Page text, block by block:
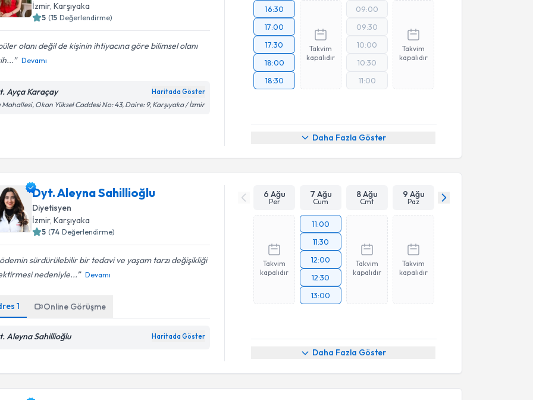
İzmir, Karşıyaka
5 (15 Değerlendirme)
olanı değil de kişinin ihtiyacına göre bilimsel olanı
Devamı
Ayça Karaçay Haritada Göster
Mahallesi, Okan Yüksel Caddesi No: 43, Daire: 9, Karşıyaka / İzmir
16:30
17:00
17:30
18:00
18:30
Takvim
kapalıdır
09:00
09:30
10:00
10:30
11:00
Takvim
kapalıdır
Daha Fazla Göster
Dyt. Aleyna Sahillioğlu
Diyetisyen
İzmir, Karşıyaka
5 (74 Değerlendirme)
sürdürülebilir bir tedavi ve yaşam tarzı değişikliği
nedeniyle...
Devamı
1 Online Görüşme
Aleyna Sahillioğlu Haritada Göster
6 Ağu
Per
7 Ağu
Cum
8 Ağu
Cmt
9 Ağu
Paz
Takvim
kapalıdır
11:00
11:30
12:00
12:30
13:00
Takvim
kapalıdır
Takvim
kapalıdır
Daha Fazla Göster